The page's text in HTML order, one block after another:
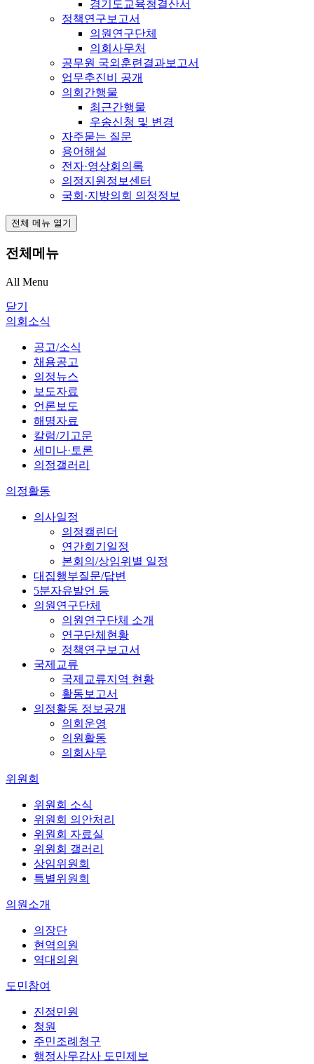
경기도교육청결산서
정책연구보고서
의원연구단체
의회사무처
공무원 국외훈련결과보고서
업무추진비 공개
의회간행물
최근간행물
우송신청 및 변경
자주묻는 질문
용어해설
전자·영상회의록
의정지원정보센터
국회·지방의회 의정정보
전체 메뉴 열기
전체메뉴
All Menu
닫기
의회소식
공고/소식
채용공고
의정뉴스
보도자료
언론보도
해명자료
칼럼/기고문
세미나·토론
의정갤러리
의정활동
의사일정
의정캘린더
연간회기일정
본회의/상임위별 일정
대집행부질문/답변
5분자유발언 등
의원연구단체
의원연구단체 소개
연구단체현황
정책연구보고서
국제교류
국제교류지역 현황
활동보고서
의정활동 정보공개
의회운영
의원활동
의회사무
위원회
위원회 소식
위원회 의안처리
위원회 자료실
위원회 갤러리
상임위원회
특별위원회
의원소개
의장단
현역의원
역대의원
도민참여
진정민원
청원
주민조례청구
행정사무감사 도민제보